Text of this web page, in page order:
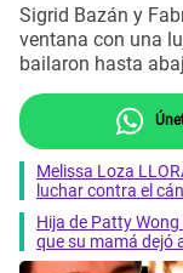
Sigrid Bazán y
ventana con una
bailaron hasta
Melissa Loza
luchar contra el
Hija de Patty
que su mamá dejó